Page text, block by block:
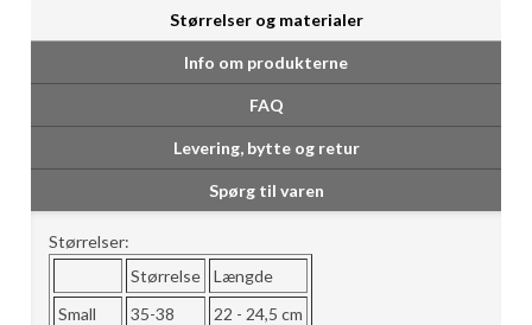
Størrelser og materialer
Info om produkterne
FAQ
Levering, bytte og retur
Spørg til varen
Størrelser:
Størrelse
Længde
Small
35-38
22 - 24,5 cm